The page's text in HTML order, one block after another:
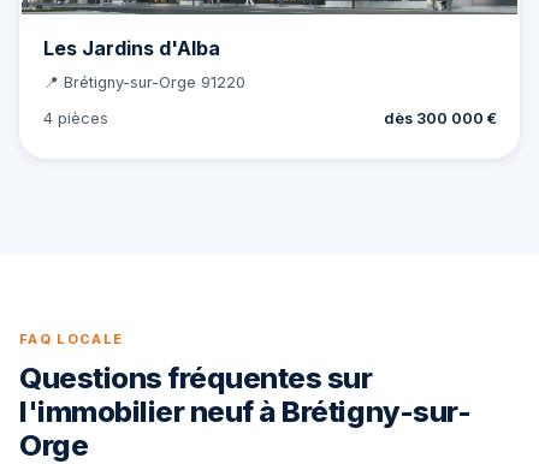
Les Jardins d'Alba
📍 Brétigny-sur-Orge 91220
4 pièces
dès 300 000 €
FAQ LOCALE
Questions fréquentes sur
l'immobilier neuf à Brétigny-sur-
Orge